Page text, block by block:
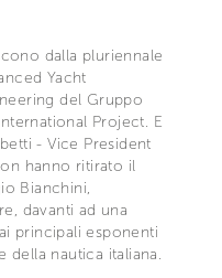
dalla pluriennale
Yacht
del Gruppo
Project. E
- Vice President
hanno ritirato il
Bianchini,
davanti ad una
principali esponenti
della nautica italiana.